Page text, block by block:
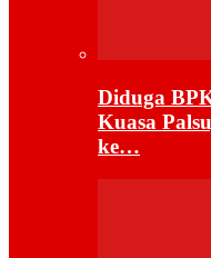
Diduga
Kuasa
ke…